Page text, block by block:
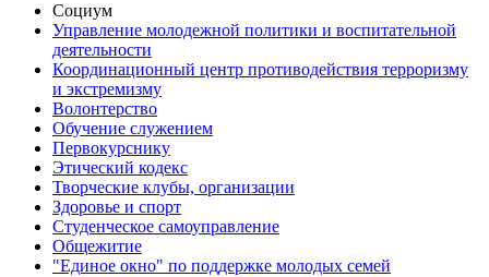
Социум
Управление молодежной политики и воспитательной
деятельности
Координационный центр противодействия терроризму
и экстремизму
Волонтерство
Обучение служением
Первокурснику
Этический кодекс
Творческие клубы, организации
Здоровье и спорт
Студенческое самоуправление
Общежитие
"Единое окно" по поддержке молодых семей